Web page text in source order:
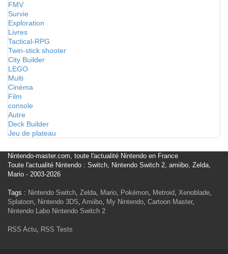
FMV
Survie
Exploration
Livres
Tactical-RPG
Twin-stick shooter
City Builder
LEGO
Multi
Cinéma
Film
console
Autre
Deck Builder
Jeu de plateau
Nintendo-master.com, toute l'actualité Nintendo en France
Toute l'actualité Nintendo : Switch, Nintendo Switch 2, amiibo, Zelda,
Mario - 2003-2026
Tags : Nintendo Switch, Zelda, Mario, Pokémon, Metroid, Xenoblade,
Splatoon, Nintendo 3DS, Amiibo, My Nintendo, Cartoon Master,
Nintendo Labo Nintendo Switch 2
RSS Actu, RSS Tests